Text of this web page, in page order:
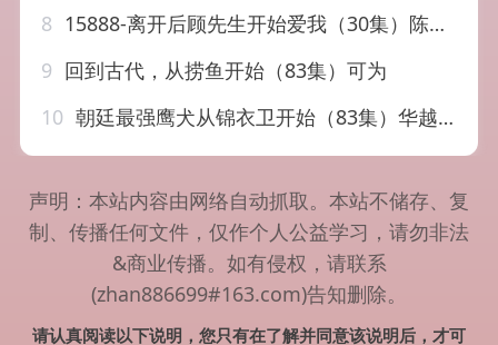
8 15888-离开后顾先生开始爱我（30集）陈楚洹＆李雪丹
9 回到古代，从捞鱼开始（83集）可为
10 朝廷最强鹰犬从锦衣卫开始（83集）华越&韩金明
声明：本站内容由网络自动抓取。本站不储存、复
制、传播任何文件，仅作个人公益学习，请勿非法
&商业传播。如有侵权，请联系
(zhan886699#163.com)告知删除。
请认真阅读以下说明，您只有在了解并同意该说明后，才可